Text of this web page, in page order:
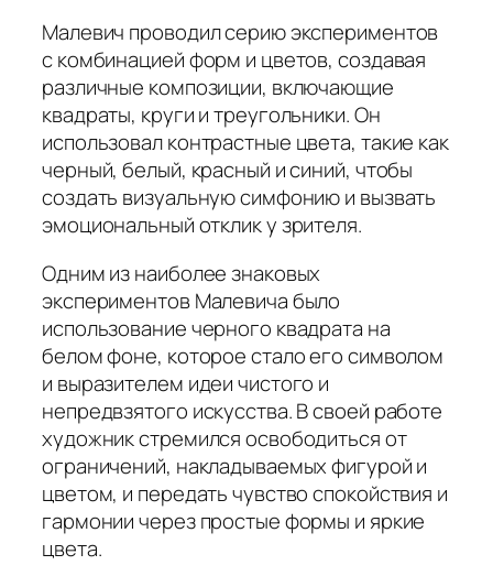
Малевич проводил серию экспериментов
с комбинацией форм и цветов, создавая
различные композиции, включающие
квадраты, круги и треугольники. Он
использовал контрастные цвета, такие как
черный, белый, красный и синий, чтобы
создать визуальную симфонию и вызвать
эмоциональный отклик у зрителя.
Одним из наиболее знаковых
экспериментов Малевича было
использование черного квадрата на
белом фоне, которое стало его символом
и выразителем идеи чистого и
непредвзятого искусства. В своей работе
художник стремился освободиться от
ограничений, накладываемых фигурой и
цветом, и передать чувство спокойствия и
гармонии через простые формы и яркие
цвета.